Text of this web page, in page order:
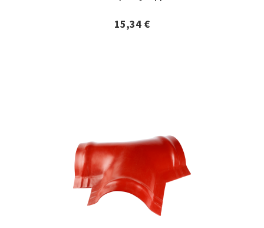
15,34 €
Lisätiedot ja tilaaminen